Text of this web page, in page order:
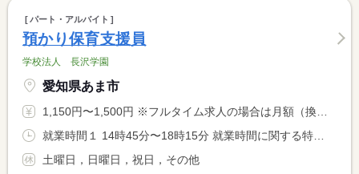
パート・アルバイト
預かり保育支援員
学校法人 長沢学園
愛知県あま市
1,150円〜1,500円 ※フルタイム求人の場合は月額（換算額）、パート求人の場合は時間額を表示しています。
土曜日，日曜日，祝日，その他